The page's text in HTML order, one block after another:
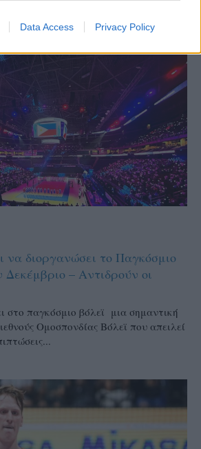
Data Access Privacy Policy
να διοργανώσει το Παγκόσμιο
– Αντιδρούν οι
στο παγκόσμιο βόλεϊ μια σημαντική
Ομοσπονδίας Βόλεϊ που απειλεί